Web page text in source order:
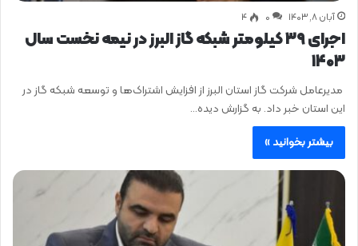
آبان ۸, ۱۴۰۳ 0 ۴
اجرای ۳۹ کیلومتر شبکه گاز البرز در نیمه نخست سال
۱۴۰۳
مدیرعامل شرکت گاز استان البرز از افزایش اشتراک‌ها و توسعه شبکه گاز در
این استان خبر داد. به گزارش دیده…
بیشتر بخوانید »